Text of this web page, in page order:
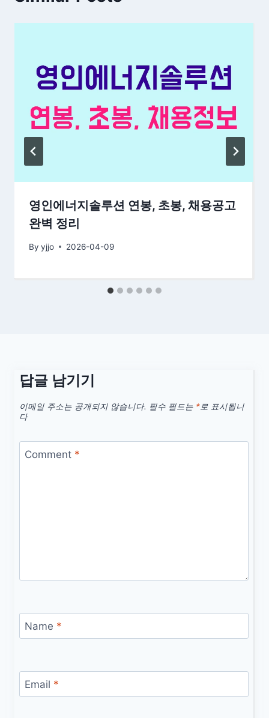
영인에너지솔루션 연봉, 초봉, 채용공고
완벽 정리
By yjjo 2026-04-09
답글 남기기
이메일 주소는 공개되지 않습니다. 필수 필드는 *로 표시됩니
다
Comment *
Name *
Email *